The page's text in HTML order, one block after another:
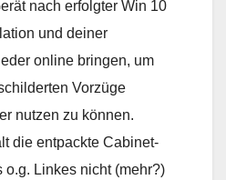
nach erfolgter Win 10
und deiner
online bringen, um
Vorzüge
nutzen zu können.
die entpackte Cabinet-
o.g. Linkes nicht (mehr?)